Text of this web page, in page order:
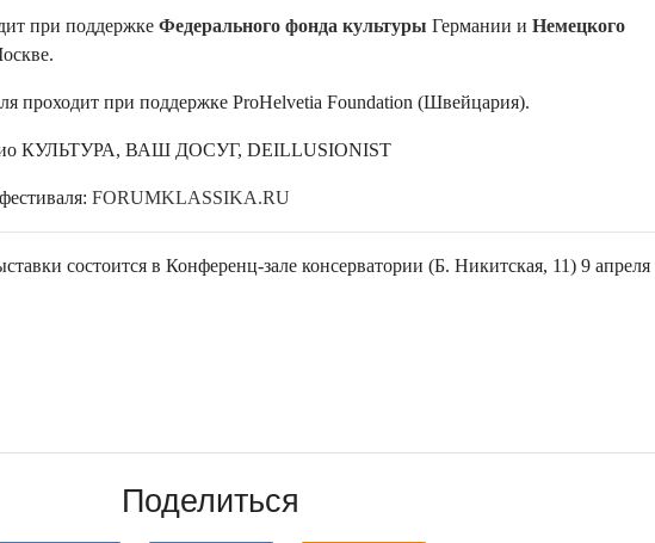
при поддержке Федерального фонда культуры Германии и Немецкого
проходит при поддержке ProHelvetia Foundation (Швейцария).
КУЛЬТУРА, ВАШ ДОСУГ, DEILLUSIONIST
FORUMKLASSIKA.RU
состоится в Конференц-зале консерватории (Б. Никитская, 11) 9 апреля
Поделиться